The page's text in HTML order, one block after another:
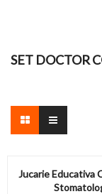
SET DOCTOR
Jucarie Educativa